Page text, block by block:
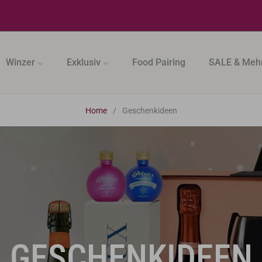
Winzer Exklusiv Food Pairing SALE &
Home / Geschenkideen